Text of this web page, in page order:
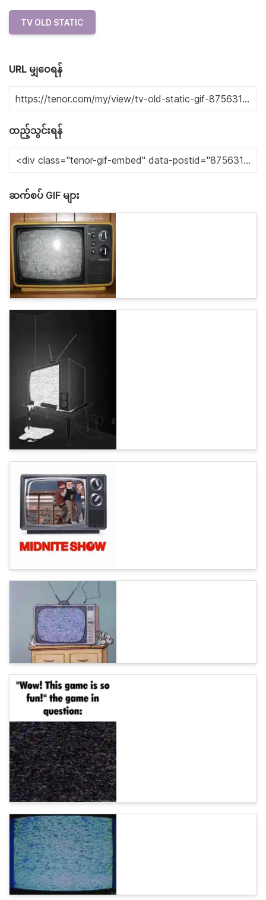
TV OLD STATIC
URL မျှဝေရန်
ထည့်သွင်းရန်
ဆက်စပ် GIF များ